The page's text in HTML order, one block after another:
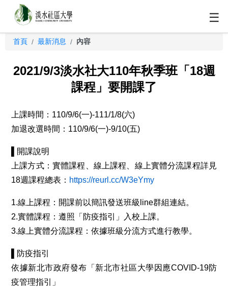
☰
首頁 / 最新消息 / 內容
2021/9/3淡水社大110年秋季班「18週
課程」要開課了
上課時間：110/9/6(一)-111/1/8(六)
加退改選時間：110/9/6(一)-9/10(五)
▌開課說明
上課方式：實體課程、線上課程、線上實體分流課程詳見
18週課程總表： https://reurl.cc/W3eYmy
1.線上課程：開課前以簡訊發送班級line群組連結。
2.實體課程：遵照「防疫指引」入校上課。
3.線上實體分流課程：依據班級分流方式進行教學。
▌防疫指引
依據新北市政府發布「新北市社區大學因應COVID-19防
疫管理指引」